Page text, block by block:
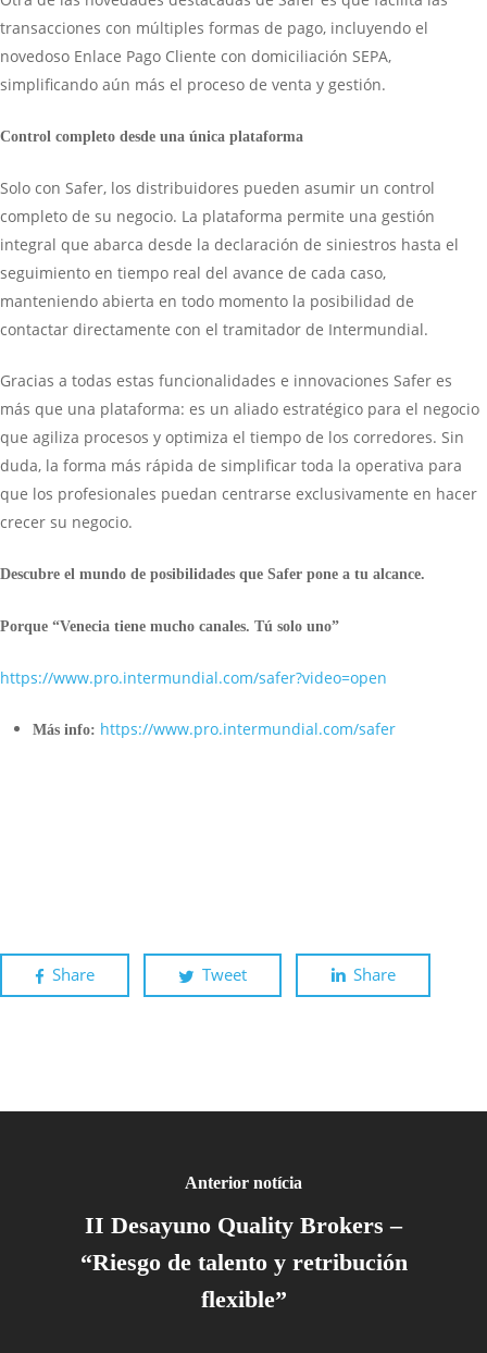
transacciones con múltiples formas de pago, incluyendo el
novedoso Enlace Pago Cliente con domiciliación SEPA,
simplificando aún más el proceso de venta y gestión.
Control completo desde una única plataforma
Solo con Safer, los distribuidores pueden asumir un control
completo de su negocio. La plataforma permite una gestión
integral que abarca desde la declaración de siniestros hasta el
seguimiento en tiempo real del avance de cada caso,
manteniendo abierta en todo momento la posibilidad de
contactar directamente con el tramitador de Intermundial.
Gracias a todas estas funcionalidades e innovaciones Safer es
más que una plataforma: es un aliado estratégico para el negocio
que agiliza procesos y optimiza el tiempo de los corredores. Sin
duda, la forma más rápida de simplificar toda la operativa para
que los profesionales puedan centrarse exclusivamente en hacer
crecer su negocio.
Descubre el mundo de posibilidades que Safer pone a tu alcance.
Porque “Venecia tiene mucho canales. Tú solo uno”
https://www.pro.intermundial.com/safer?video=open
Más info: https://www.pro.intermundial.com/safer
Share Tweet Share
Anterior notícia
II Desayuno Quality Brokers –
“Riesgo de talento y retribución
flexible”